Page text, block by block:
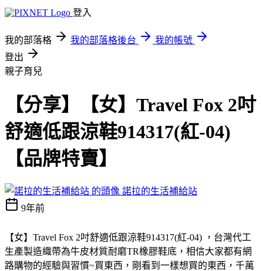
登入
我的部落格 我的部落格後台
我的帳號
登出
親子育兒
【分享】【女】Travel Fox 2吋
舒適低跟涼鞋914317(紅-04)
【品牌特賣】
諾拉的生活補給站
9年前
【女】Travel Fox 2吋舒適低跟涼鞋914317(紅-04) ，台灣代工
生產製造織帶為牛皮材質耐磨TR橡膠鞋底，相信大家都有網
路購物的經驗與習慣~買東西，剛看到一樣想買的東西，千萬